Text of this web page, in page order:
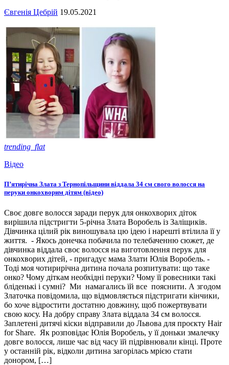
Євгенія Цебрій 19.05.2021
trending_flat
Відео
П’ятирічна Злата з Тернопільщини віддала 34 см свого волосся на
перуки онкохворим дітям (відео)
Своє довге волосся заради перук для онкохворих діток
вирішила підстригти 5-річна Злата Воробель із Заліщиків.
Дівчинка цілий рік виношувала цю ідею і нарешті втілила її у
життя. - Якось донечка побачила по телебаченню сюжет, де
дівчинка віддала своє волосся на виготовлення перук для
онкохворих дітей, - пригадує мама Злати Юлія Воробель. -
Тоді моя чотирирічна дитина почала розпитувати: що таке
онко? Чому діткам необхідні перуки? Чому її ровесники такі
бліденькі і сумні? Ми намагались їй все пояснити. А згодом
Златочка повідомила, що відмовляється підстригати кінчики,
бо хоче відростити достатню довжину, щоб пожертвувати
свою косу. На добру справу Злата віддала 34 см волосся.
Заплетені дитячі кіски відправили до Львова для проєкту Hair
for Share. Як розповідає Юлія Воробель, у її доньки змалечку
довге волосся, лише час від часу їй підрівнювали кінці. Проте
у останній рік, відколи дитина загорілась мрією стати
донором, […]